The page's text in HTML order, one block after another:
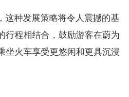
种发展策略将令人震撼的基
行程相结合，鼓励游客在蔚为
坐火车享受更悠闲和更具沉浸